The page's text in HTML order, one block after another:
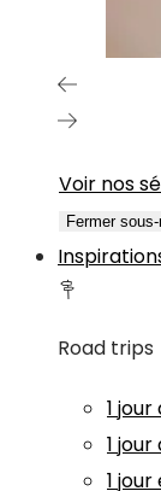
Voir nos
Fermer
Road trips
1
1
1